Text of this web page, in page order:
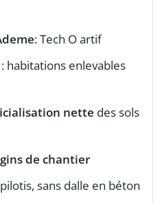
: Tech O artif
: habitations enlevables
nette des sols
de chantier
sans dalle en béton